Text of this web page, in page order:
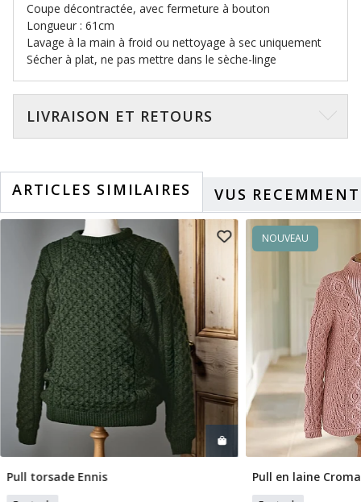
Coupe décontractée, avec fermeture à bouton
Longueur : 61cm
Lavage à la main à froid ou nettoyage à sec uniquement
Sécher à plat, ne pas mettre dans le sèche-linge
LIVRAISON ET RETOURS
ARTICLES SIMILAIRES VUS RECEMMENT
Sélectionner Tailles
Pull torsade Ennis
NOUVEAU
Pull en laine